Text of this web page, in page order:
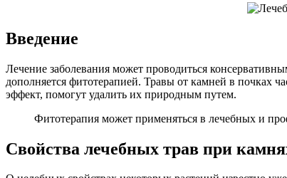
Введение
Лечение заболевания может проводиться
дополняется фитотерапией. Травы от камней в почках
эффект, помогут удалить их природным путем.
Фитотерапия может применяться в лечебных и
Свойства лечебных трав при